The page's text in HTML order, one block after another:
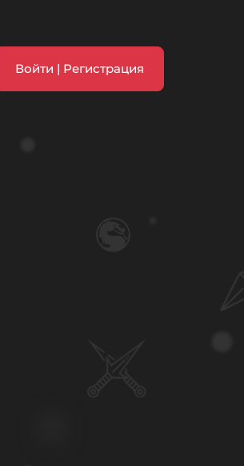
Войти | Регистрация